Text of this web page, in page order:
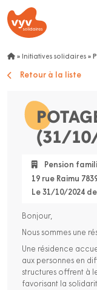
» Initiatives solidaires »
Retour à la liste
(31/
Pension
19 rue Raimu
Le 31/10/2024
Bonjour,
Nous sommes une
Une résidence
aux personnes en
structures offrent à
favorisant la